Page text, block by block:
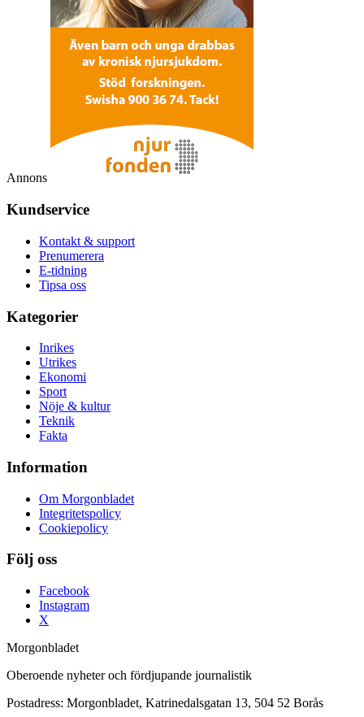
Annons
Kundservice
Kontakt & support
Prenumerera
E-tidning
Tipsa oss
Kategorier
Inrikes
Utrikes
Ekonomi
Sport
Nöje & kultur
Teknik
Fakta
Information
Om Morgonbladet
Integritetspolicy
Cookiepolicy
Följ oss
Facebook
Instagram
X
Morgonbladet
Oberoende nyheter och fördjupande journalistik
Postadress: Morgonbladet, Katrinedalsgatan 13, 504 52 Borås